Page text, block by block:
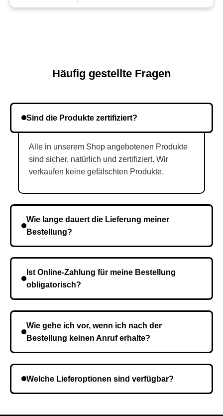
Häufig gestellte Fragen
Sind die Produkte zertifiziert?
Alle in unserem Shop angebotenen Produkte
sind sicher, natürlich und zertifiziert. Wir
verkaufen keine gefälschten Produkte.
Wie lange dauert die Lieferung meiner
Bestellung?
Kurierdienst und die Zeit hängt davon ab.
Ist Online-Zahlung für meine Bestellung
obligatorisch?
Wie gehe ich vor, wenn ich nach der
Bestellung keinen Anruf erhalte?
und wiederholen Sie gegebenenfalls die Bestellung.
Welche Lieferoptionen sind verfügbar?
Liefermethode wählen, die am besten zu Ihnen